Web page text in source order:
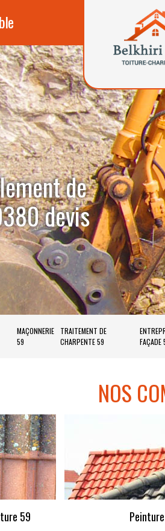
de
devis
MAÇONNERIE
59
TRAITEMENT DE
CHARPENTE 59
FAÇADE
NOS
59